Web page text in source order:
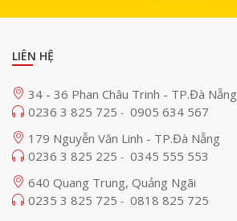
LIÊN HỆ
34 - 36 Phan Châu Trinh - TP.Đà Nẵng
0236 3 825 725 - 0905 634 567
179 Nguyễn Văn Linh - TP.Đà Nẵng
0236 3 825 225 - 0345 555 553
640 Quang Trung, Quảng Ngãi
0235 3 825 725 - 0818 825 725